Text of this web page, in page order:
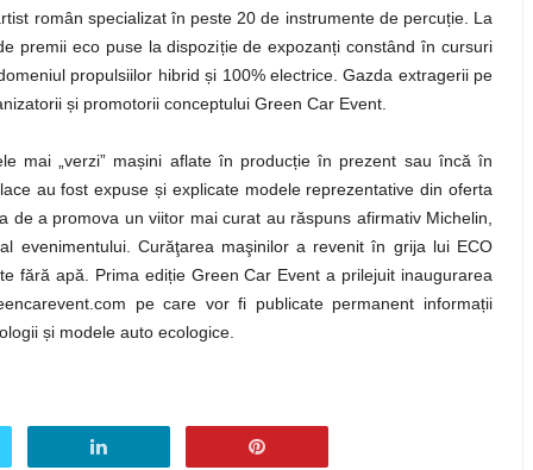
român specializat în peste 20 de instrumente de percuție. La
premii eco puse la dispoziție de expozanți constând în cursuri
propulsiilor hibridși 100% electrice. Gazda extragerii pe
și promotorii conceptului Green Car Event.
mai „verzi” mașini aflate în producție în prezent sau încă în
au fost expuseși explicate modele reprezentative din oferta
de a promova un viitor mai curat au răspuns afirmativ Michelin,
evenimentului. Curăţarea maşinilor a revenit în grija lui ECO
fără apă. Prima ediție Green Car Event a prilejuit inaugurarea
pe care vor fi publicate permanent informații
și modele auto ecologice.